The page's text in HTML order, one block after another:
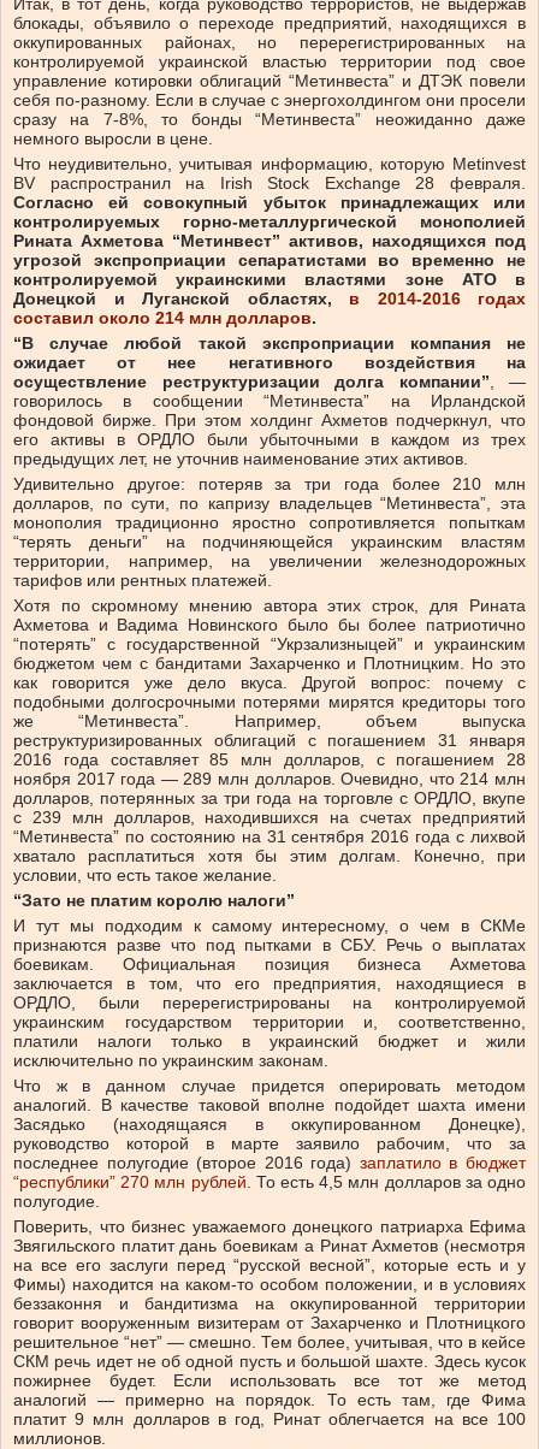
блокады, объявило о переходе предприятий, находящихся в
оккупированных районах, но перерегистрированных на
контролируемой украинской властью территории под свое
управление котировки облигаций “Метинвеста” и ДТЭК повели
себя по-разному. Если в случае с энергохолдингом они просели
сразу на 7-8%, то бонды “Метинвеста” неожиданно даже
немного выросли в цене.
Что неудивительно, учитывая информацию, которую Metinvest
BV распространил на Irish Stock Exchange 28 февраля.
Согласно ей совокупный убыток принадлежащих или
контролируемых горно-металлургической монополией
Рината Ахметова “Метинвест” активов, находящихся под
угрозой экспроприации сепаратистами во временно не
контролируемой украинскими властями зоне АТО в
Донецкой и Луганской областях, в 2014-2016 годах
составил около 214 млн долларов.
“В случае любой такой экспроприации компания не
ожидает от нее негативного воздействия на
осуществление реструктуризации долга компании” , —
говорилось в сообщении “Метинвеста” на Ирландской
фондовой бирже. При этом холдинг Ахметов подчеркнул, что
его активы в ОРДЛО были убыточными в каждом из трех
предыдущих лет, не уточнив наименование этих активов.
Удивительно другое: потеряв за три года более 210 млн
долларов, по сути, по капризу владельцев “Метинвеста”, эта
монополия традиционно яростно сопротивляется попыткам
“терять деньги” на подчиняющейся украинским властям
территории, например, на увеличении железнодорожных
тарифов или рентных платежей.
Хотя по скромному мнению автора этих строк, для Рината
Ахметова и Вадима Новинского было бы более патриотично
“потерять” с государственной “Укрзализныцей” и украинским
бюджетом чем с бандитами Захарченко и Плотницким. Но это
как говорится уже дело вкуса. Другой вопрос: почему с
подобными долгосрочными потерями мирятся кредиторы того
же “Метинвеста”. Например, объем выпуска
реструктуризированных облигаций с погашением 31 января
2016 года составляет 85 млн долларов, с погашением 28
ноября 2017 года — 289 млн долларов. Очевидно, что 214 млн
долларов, потерянных за три года на торговле с ОРДЛО, вкупе
с 239 млн долларов, находившихся на счетах предприятий
“Метинвеста” по состоянию на 31 сентября 2016 года с лихвой
хватало расплатиться хотя бы этим долгам. Конечно, при
условии, что есть такое желание.
“Зато не платим королю налоги”
И тут мы подходим к самому интересному, о чем в СКМе
признаются разве что под пытками в СБУ. Речь о выплатах
боевикам. Официальная позиция бизнеса Ахметова
заключается в том, что его предприятия, находящиеся в
ОРДЛО, были перерегистрированы на контролируемой
украинским государством территории и, соответственно,
платили налоги только в украинский бюджет и жили
исключительно по украинским законам.
Что ж в данном случае придется оперировать методом
аналогий. В качестве таковой вполне подойдет шахта имени
Засядько (находящаяся в оккупированном Донецке),
руководство которой в марте заявило рабочим, что за
последнее полугодие (второе 2016 года) заплатило в бюджет
“республики” 270 млн рублей . То есть 4,5 млн долларов за одно
полугодие.
Поверить, что бизнес уважаемого донецкого патриарха Ефима
Звягильского платит дань боевикам а Ринат Ахметов (несмотря
на все его заслуги перед “русской весной”, которые есть и у
Фимы) находится на каком-то особом положении, и в условиях
беззаконня и бандитизма на оккупированной территории
говорит вооруженным визитерам от Захарченко и Плотницкого
решительное “нет” — смешно. Тем более, учитывая, что в кейсе
СКМ речь идет не об одной пусть и большой шахте. Здесь кусок
пожирнее будет. Если использовать все тот же метод
аналогий — примерно на порядок. То есть там, где Фима
платит 9 млн долларов в год, Ринат облегчается на все 100
миллионов.